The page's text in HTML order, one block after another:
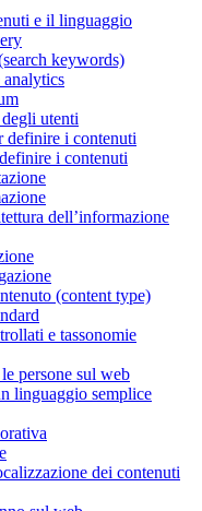
e il linguaggio
keywords)
analytics
utenti
definire i contenuti
i contenuti
dell’informazione
(content type)
e tassonomie
persone sul web
linguaggio semplice
dei contenuti